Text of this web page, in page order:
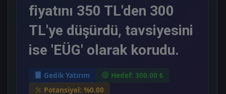
fiyatını 350 TL'den 300
TL'ye düşürdü, tavsiyesini
ise 'EÜG' olarak korudu.
Gedik Yatırım
Hedef: 300.00 ₺
Potansiyel: %0.00